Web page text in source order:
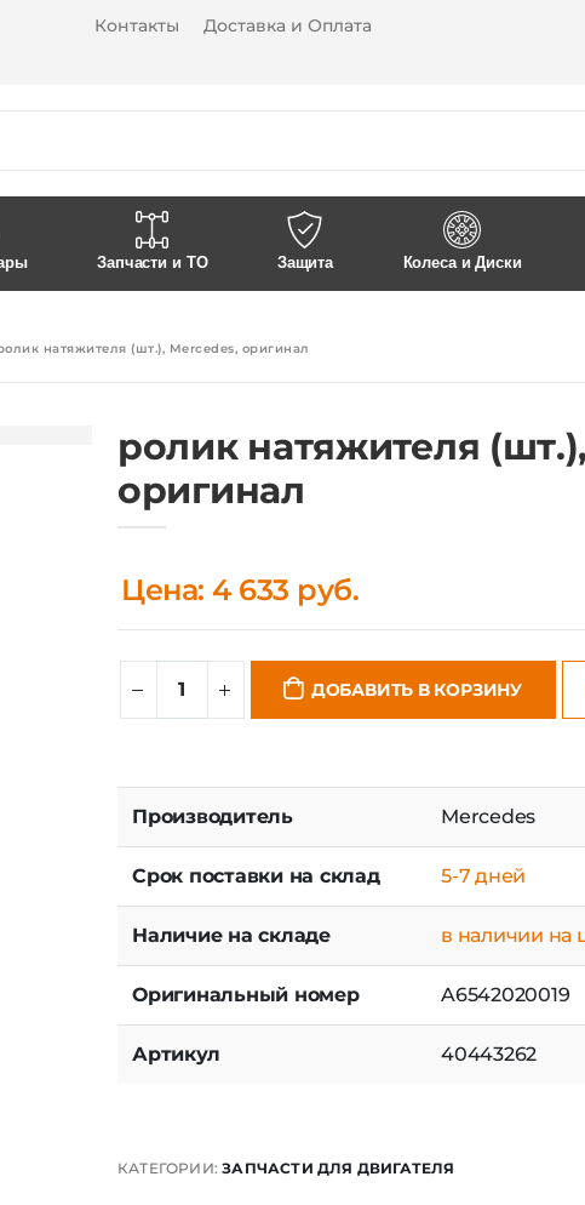
Запчасти и ТО Защита Колеса и Диски
натяжителя (шт.), Mercedes, оригинал
ролик натяжителя
оригинал
Цена: 4 633 руб.
ДОБАВИТЬ В КОРЗИНУ
Производитель Mercedes
Срок поставки на склад 5-7 дней
Наличие на складе в наличии на
Оригинальный номер A6542020019
Артикул 40443262
КАТЕГОРИИ:ЗАПЧАСТИ ДЛЯ ДВИГАТЕЛЯ